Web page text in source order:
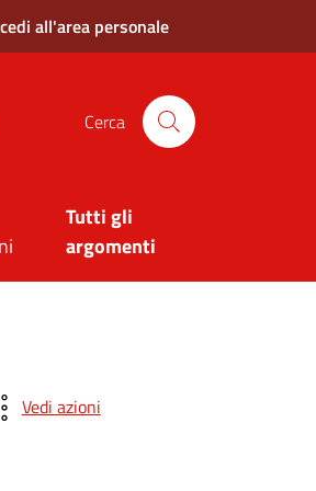
all'area personale
Cerca
Tutti gli
argomenti
Vedi azioni